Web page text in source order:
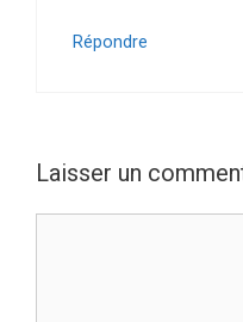
Répondre
Laisser un